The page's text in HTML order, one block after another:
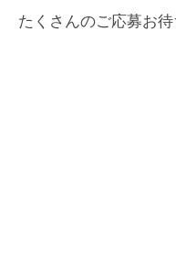
たくさんのご応募お